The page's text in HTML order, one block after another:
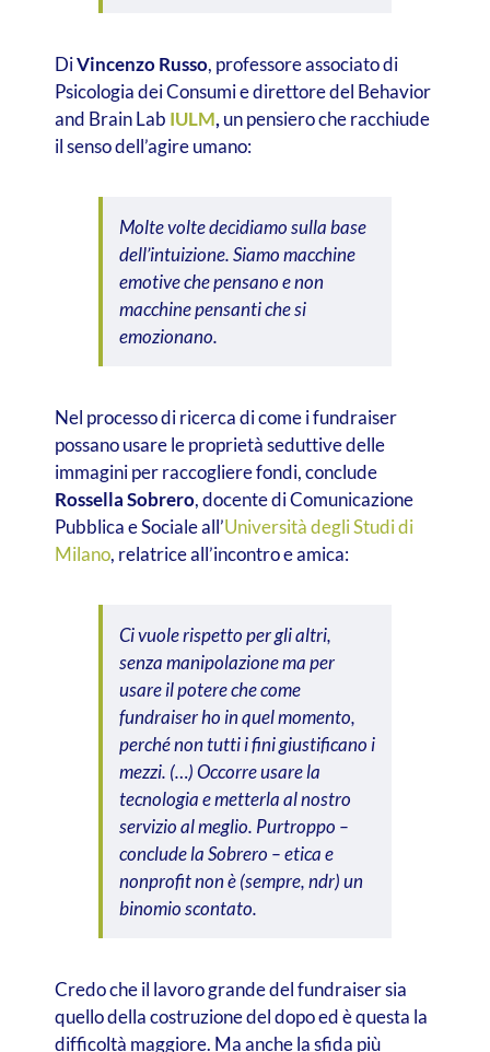
DiVincenzo Russo, professore associato di
Psicologia dei Consumi e direttore del Behavior
and Brain Lab IULM, un pensiero che racchiude
il senso dell’agire umano:
Molte volte decidiamo sulla base
dell’intuizione. Siamo macchine
emotive che pensano e non
macchine pensanti che si
emozionano.
Nel processo di ricerca di come i fundraiser
possano usare le proprietà seduttive delle
immagini per raccogliere fondi, conclude
Rossella Sobrero, docente di Comunicazione
Pubblica e Sociale all’Università degli Studi di
Milano, relatrice all’incontro e amica:
Ci vuole rispetto per gli altri,
senza manipolazione ma per
usare il potere che come
fundraiser ho in quel momento,
perché non tutti i fini giustificano i
mezzi. (…) Occorre usare la
tecnologia e metterla al nostro
servizio al meglio. Purtroppo –
conclude la Sobrero – etica e
nonprofit non è (sempre,ndr) un
binomio scontato.
Credo che il lavoro grande del fundraiser sia
quello della costruzione del dopo ed è questa la
difficoltà maggiore. Ma anche la sfida più